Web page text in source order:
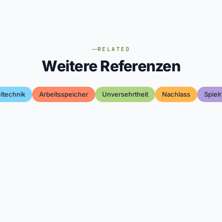
RELATED
Weitere Referenzen
Arbeitsspeicher Unversehrtheit Nachlass